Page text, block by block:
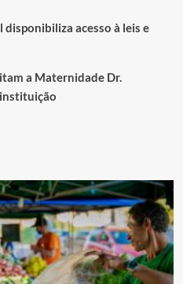
acesso à leis e
a Maternidade Dr.